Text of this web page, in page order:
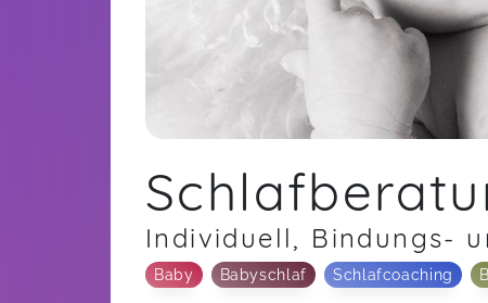
Individuell, Bindungs-
Baby Babyschlaf Schlafcoaching